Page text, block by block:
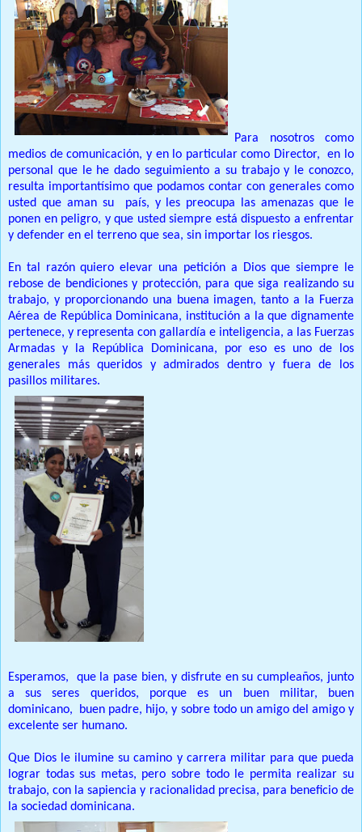
Para nosotros como
medios de comunicación, y en lo particular como Director,
en lo
personal que le he dado seguimiento a su trabajo y le conozco,
resulta importantísimo que podamos contar con generales como
usted que aman su
país, y les preocupa las amenazas que le
ponen en peligro, y que usted siempre está dispuesto a enfrentar
y defender en el terreno que sea, sin importar los riesgos.
En tal razón quiero elevar una petición a Dios que siempre le
rebose de bendiciones y protección, para que siga realizando su
trabajo, y proporcionando una buena imagen, tanto a la Fuerza
Aérea de República Dominicana, institución a la que dignamente
pertenece, y representa con gallardía e inteligencia, a las Fuerzas
Armadas y la República Dominicana, por eso es uno de los
generales más queridos y admirados dentro y fuera de los
pasillos militares.
Esperamos,
que la pase bien, y disfrute en su cumpleaños, junto
a sus seres queridos, porque es un buen militar, buen
dominicano,
buen padre, hijo, y sobre todo un amigo del amigo y
excelente ser humano.
Que Dios le ilumine su camino y carrera militar para que pueda
lograr todas sus metas, pero sobre todo le permita realizar su
trabajo, con la sapiencia y racionalidad precisa, para beneficio de
la sociedad dominicana.